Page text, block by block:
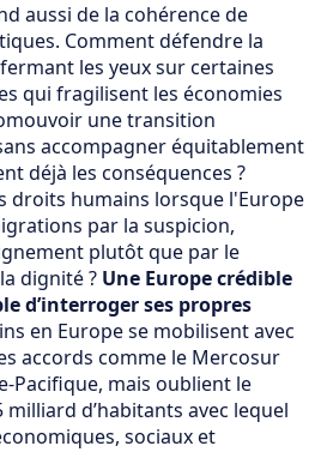
aussi de la cohérence de
Comment défendre la
les yeux sur certaines
qui fragilisent les économies
une transition
accompagner équitablement
déjà les conséquences ?
droits humains lorsque l'Europe
par la suspicion,
plutôt que par le
dignité ? Une Europe crédible
d’interroger ses propres
en Europe se mobilisent avec
accords comme le Mercosur
Pacifique, mais oublient le
milliard d’habitants avec lequel
sociaux et